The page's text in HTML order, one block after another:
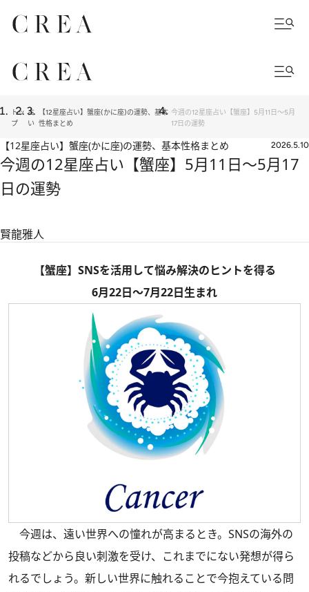
トッ
プ
占
い
【12星座占い】蟹座(かに座)の運勢、基本
性格まとめ
今週の12星座占い【蟹座】5月11日～5月
17日の運勢
【12星座占い】蟹座(かに座)の運勢、基本性格まとめ 2026.5.10
今週の12星座占い【蟹座】5月11日～5月17
日の運勢
賢龍雅人
【蟹座】SNSを活用して悩み解決のヒントを得る
6月22日～7月22日生まれ
今週は、遠い世界への憧れが高まるとき。SNSの海外の
投稿などから良い刺激を受け、これまでにない発想が得ら
れるでしょう。新しい世界に触れることで今抱えている問